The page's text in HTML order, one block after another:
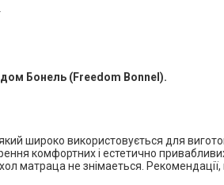
Бонель (Freedom Bonnel).
широко використовується для
комфортних і естетично
матраца не знімаеться.